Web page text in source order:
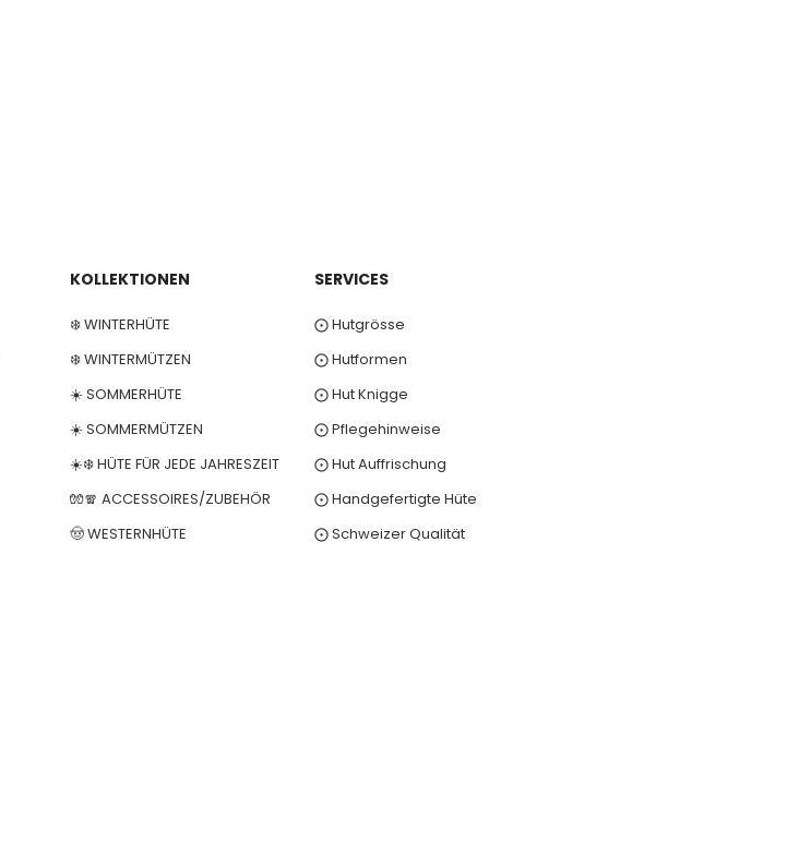
KOLLEKTIONEN
❄️ WINTERHÜTE
❄️ WINTERMÜTZEN
☀️ SOMMERHÜTE
☀️ SOMMERMÜTZEN
☀️❄️ HÜTE FÜR JEDE JAHRESZEIT
🧤🧣 ACCESSOIRES/ZUBEHÖR
🤠 WESTERNHÜTE
SERVICES
⨀ Hutgrösse
⨀ Hutformen
⨀ Hut Knigge
⨀ Pflegehinweise
⨀ Hut Auffrischung
⨀ Handgefertigte Hüte
⨀ Schweizer Qualität